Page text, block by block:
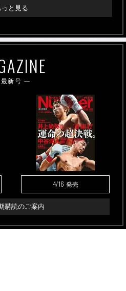
っと見る
最新号
4/16 発売
購読のご案内